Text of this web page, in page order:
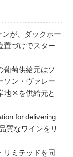
が、ダックホー
置づけでスター
葡萄供給元はソ
ソン・ヴァレー
地区を供給元と
for delivering
質なワインをリ
リミテッドを同